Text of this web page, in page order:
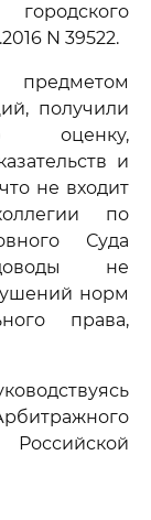
N 39522.
предметом
получили
оценку,
и
не входит
по
Суда
не
норм
права,